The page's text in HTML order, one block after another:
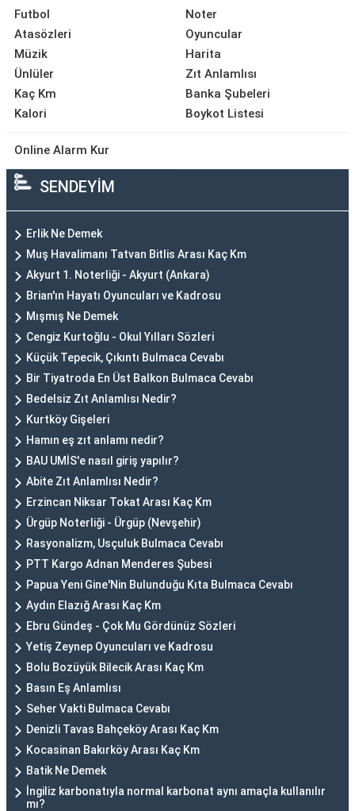
Futbol
Atasözleri
Müzik
Ünlüler
Kaç Km
Kalori
Noter
Oyuncular
Harita
Zıt Anlamlısı
Banka Şubeleri
Boykot Listesi
Online Alarm Kur
SENDEYİM
Erlik Ne Demek
Muş Havalimanı Tatvan Bitlis Arası Kaç Km
Akyurt 1. Noterliği - Akyurt (Ankara)
Brian'ın Hayatı Oyuncuları ve Kadrosu
Mışmış Ne Demek
Cengiz Kurtoğlu - Okul Yılları Sözleri
Küçük Tepecik, Çıkıntı Bulmaca Cevabı
Bir Tiyatroda En Üst Balkon Bulmaca Cevabı
Bedelsiz Zıt Anlamlısı Nedir?
Kurtköy Gişeleri
Hamın eş zıt anlamı nedir?
BAU UMİS'e nasıl giriş yapılır?
Abite Zıt Anlamlısı Nedir?
Erzincan Niksar Tokat Arası Kaç Km
Ürgüp Noterliği - Ürgüp (Nevşehir)
Rasyonalizm, Usçuluk Bulmaca Cevabı
PTT Kargo Adnan Menderes Şubesi
Papua Yeni Gine'Nin Bulunduğu Kıta Bulmaca Cevabı
Aydın Elazığ Arası Kaç Km
Ebru Gündeş - Çok Mu Gördünüz Sözleri
Yetiş Zeynep Oyuncuları ve Kadrosu
Bolu Bozüyük Bilecik Arası Kaç Km
Basın Eş Anlamlısı
Seher Vakti Bulmaca Cevabı
Denizli Tavas Bahçeköy Arası Kaç Km
Kocasinan Bakırköy Arası Kaç Km
Batik Ne Demek
İngiliz karbonatıyla normal karbonat aynı amaçla kullanılır
mı?